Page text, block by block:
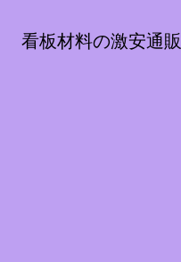
看板材料の激安通販